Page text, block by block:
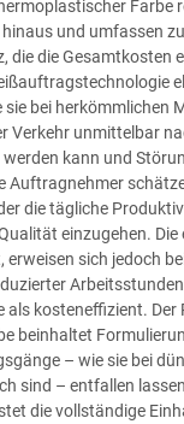
Farbe
und umfassen
die die Gesamtkosten
bei herkömmlichen
Verkehr unmittelbar
kann und
Auftragnehmer
die tägliche
einzugehen.
erweisen sich jedoch
als kosteneffizient. Der
beinhaltet
– wie sie bei
sind – entfallen
die vollständige